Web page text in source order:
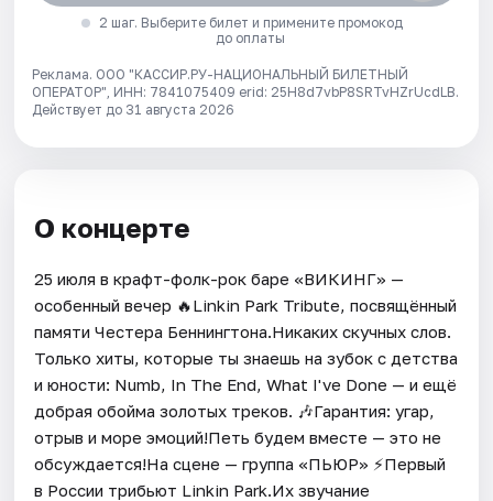
2 шаг. Выберите билет и примените промокод
до оплаты
Реклама. ООО "КАССИР.РУ-НАЦИОНАЛЬНЫЙ БИЛЕТНЫЙ
ОПЕРАТОР", ИНН: 7841075409 erid: 25H8d7vbP8SRTvHZrUcdLB.
Действует до 31 августа 2026
О концерте
25 июля в крафт-фолк-рок баре «ВИКИНГ» —
особенный вечер 🔥Linkin Park Tribute, посвящённый
памяти Честера Беннингтона.Никаких скучных слов.
Только хиты, которые ты знаешь на зубок с детства
и юности: Numb, In The End, What I've Done — и ещё
добрая обойма золотых треков. 🎶Гарантия: угар,
отрыв и море эмоций!Петь будем вместе — это не
обсуждается!На сцене — группа «ПЬЮР» ⚡Первый
в России трибьют Linkin Park.Их звучание